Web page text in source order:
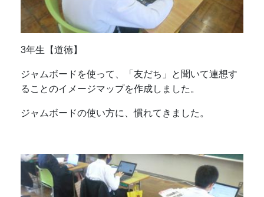
3年生【道徳】
ジャムボードを使って、「友だち」と聞いて連想す
ることのイメージマップを作成しました。
ジャムボードの使い方に、慣れてきました。